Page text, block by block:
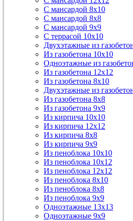
С мансардой 8х10
С мансардой 8х8
С мансардой 9х9
С террасой 10х10
Двухэтажные из
Из газобетона 10х10
Одноэтажные из
Из газобетона 12х12
Из газобетона 8х10
Двухэтажные из
Из газобетона 8х8
Из газобетона 9х9
Из кирпича 10х10
Из кирпича 12х12
Из кирпича 8х8
Из кирпича 9х9
Из пеноблока 10х10
Из пеноблока 10х12
Из пеноблока 12х12
Из пеноблока 8х10
Из пеноблока 8х8
Из пеноблока 9х9
Одноэтажные 13х13
Одноэтажные 9х9